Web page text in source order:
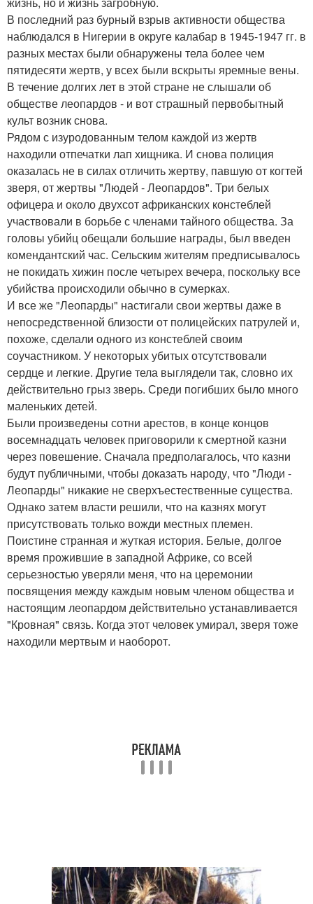
В последний раз бурный взрыв активности общества
наблюдался в Нигерии в округе калабар в 1945-1947 гг. в
разных местах были обнаружены тела более чем
пятидесяти жертв, у всех были вскрыты яремные вены.
В течение долгих лет в этой стране не слышали об
обществе леопардов - и вот страшный первобытный
культ возник снова.
Рядом с изуродованным телом каждой из жертв
находили отпечатки лап хищника. И снова полиция
оказалась не в силах отличить жертву, павшую от когтей
зверя, от жертвы "Людей - Леопардов". Три белых
офицера и около двухсот африканских констеблей
участвовали в борьбе с членами тайного общества. За
головы убийц обещали большие награды, был введен
комендантский час. Сельским жителям предписывалось
не покидать хижин после четырех вечера, поскольку все
убийства происходили обычно в сумерках.
И все же "Леопарды" настигали свои жертвы даже в
непосредственной близости от полицейских патрулей и,
похоже, сделали одного из констеблей своим
соучастником. У некоторых убитых отсутствовали
сердце и легкие. Другие тела выглядели так, словно их
действительно грыз зверь. Среди погибших было много
маленьких детей.
Были произведены сотни арестов, в конце концов
восемнадцать человек приговорили к смертной казни
через повешение. Сначала предполагалось, что казни
будут публичными, чтобы доказать народу, что "Люди -
Леопарды" никакие не сверхъестественные существа.
Однако затем власти решили, что на казнях могут
присутствовать только вожди местных племен.
Поистине странная и жуткая история. Белые, долгое
время прожившие в западной Африке, со всей
серьезностью уверяли меня, что на церемонии
посвящения между каждым новым членом общества и
настоящим леопардом действительно устанавливается
"Кровная" связь. Когда этот человек умирал, зверя тоже
находили мертвым и наоборот.